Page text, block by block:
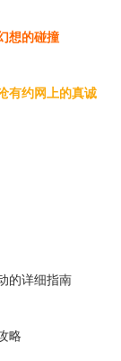
想的碰撞
有约网上的真诚
的详细指南
略